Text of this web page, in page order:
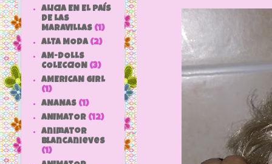
ALICIA EN EL PAÍS
DE LAS
MARAVILLAS (1)
ALTA MODA (2)
AM-DOLLS
COLECCION (3)
AMERICAN GIRL
(1)
ANANAS (1)
ANIMATOR (12)
animator
blancanieves
(1)